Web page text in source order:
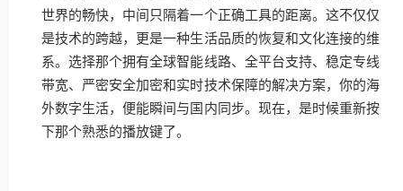
世界的畅快，中间只隔着一个正确工具的距离。这不仅仅
是技术的跨越，更是一种生活品质的恢复和文化连接的维
系。选择那个拥有全球智能线路、全平台支持、稳定专线
带宽、严密安全加密和实时技术保障的解决方案，你的海
外数字生活，便能瞬间与国内同步。现在，是时候重新按
下那个熟悉的播放键了。